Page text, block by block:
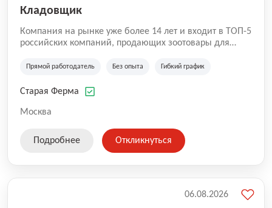
Кладовщик
Компания на рынке уже более 14 лет и входит в ТОП-5
российских компаний, продающих зоотовары для
компания владеет 5 розничными магазинами, а также
России (Wildberries, Ozon, Яндекс. Маркет и
на глобальной доставке товаров по всей территории
SKU, премиальные бренды кормов и собственные
Прямой работодатель Без опыта Гибкий график
Старая Ферма
Москва
Подробнее Откликнуться
06.08.2026